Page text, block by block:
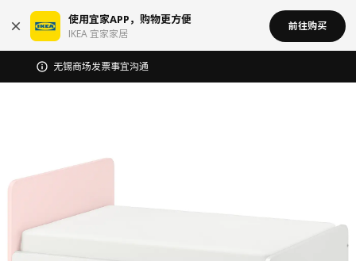
使用宜家APP，购物更方便
IKEA 宜家家居
前往购买
宜家在中国召回部分批次BÄSINGEN 巴辛根 淋浴椅